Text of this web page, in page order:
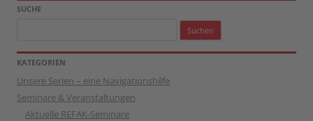
SUCHE
KATEGORIEN
Unsere Serien – eine Navigationshilfe
Seminare & Veranstaltungen
Aktuelle REFAK-Seminare